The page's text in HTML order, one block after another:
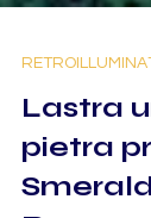
Lastra
pietra